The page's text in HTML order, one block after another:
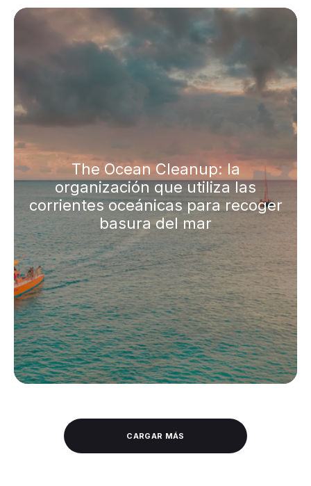
The Ocean Cleanup: la
organización que utiliza las
corrientes oceánicas para recoger
basura del mar
CARGAR MÁS